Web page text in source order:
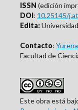
ISSN (edición
DOI: 10.25145/
Edita:
Contacto:
Facultad de
Este obra está